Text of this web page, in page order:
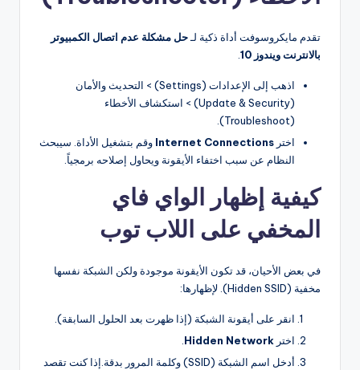
تقدم مايكروسوفت أداة ذكية لـحل مشكلة عدم اتصال الكمبيوتر
بالانترنت ويندوز 10
اذهب إلى الإعدادات (Settings) > التحديث والأمان
(Update & Security) > استكشاف الأخطاء
(Troubleshoot).
اختر Internet Connections وقم بتشغيل الأداة. سيبحث
النظام عن سبب اختفاء الأيقونة ويحاول إصلاحه برمجياً.
كيفية إظهار الواي فاي
المخفي على اللاب توب
في بعض الأحيان، قد تكون الأيقونة موجودة ولكن الشبكة نفسها
مخفية (Hidden SSID). لإظهارها:
انقر على أيقونة الشبكة (إذا ظهرت بعد الحلول السابقة).
اختر Hidden Network
أدخل اسم الشبكة (SSID) وكلمة المرور بدقة.إذا كنت تقصد